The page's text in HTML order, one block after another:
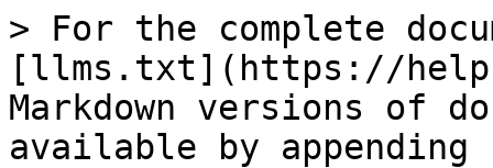
> For the complete
[llms.txt](https://
Markdown versions of
available by